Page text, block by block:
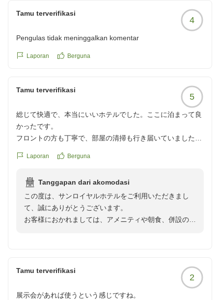
お客様のまたのお越しをスタッフ一同心よりお待ち申し
Tamu terverifikasi
4
Pengulas tidak meninggalkan komentar
Laporan Berguna
Tamu terverifikasi
5
総じて快適で、本当にいいホテルでした。ここに泊まって良
かったです。
フロントの方も丁寧で、部屋の清掃も行き届いていました。
が上下セパレートのパジャマや低反発枕など、快適に過ごす
行っていいとの事でした。ここまでサービスが丁寧だとは思
わず、驚きました。フロントの方からの心遣いを感じまし
た。
れも本当に美味しかったです。大浴場は今月末で閉店(？)の
ようですが、、、本当にもったいないです。維持費など色々
あるでしょうが、広くて綺麗で家族全員大満足でした。いつ
Laporan Berguna
Tanggapan dari akomodasi
この度は、サンロイヤルホテルをご利用いただきまし
て、誠にありがとうございます。
お客様におかれましては、アメニティや朝食、併設の大
「ぜひリピートしたいホテル」とのお言葉にスタッフ一
お忙しい中ご投稿いただきまして誠にありがとうござい
Tamu terverifikasi
2
展示会があれば使うという感じですね。